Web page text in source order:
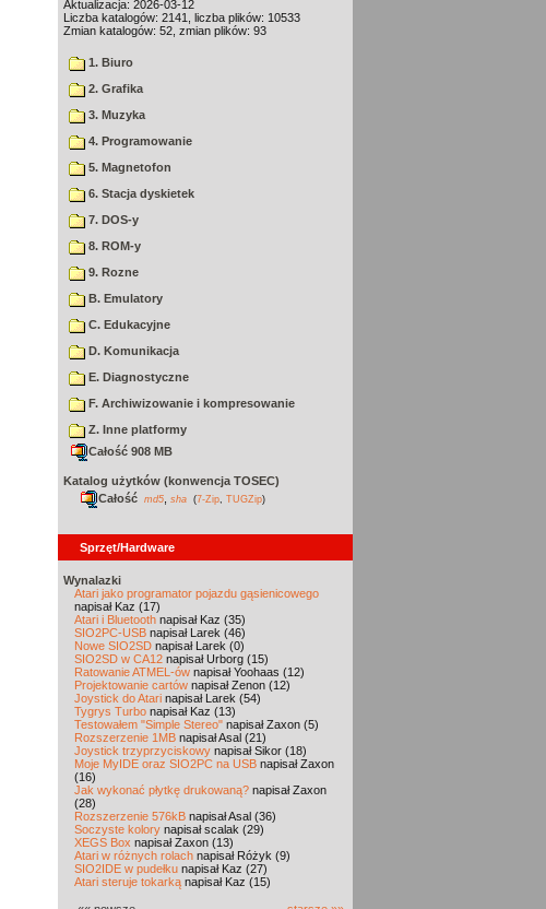
Aktualizacja: 2026-03-12
Liczba katalogów: 2141, liczba plików: 10533
Zmian katalogów: 52, zmian plików: 93
1. Biuro
2. Grafika
3. Muzyka
4. Programowanie
5. Magnetofon
6. Stacja dyskietek
7. DOS-y
8. ROM-y
9. Rozne
B. Emulatory
C. Edukacyjne
D. Komunikacja
E. Diagnostyczne
F. Archiwizowanie i kompresowanie
Z. Inne platformy
Całość 908 MB
Katalog użytków (konwencja TOSEC)
Całość md5 sha (7-Zip TUGZip)
Sprzęt/Hardware
Wynalazki
Atari jako programator pojazdu gąsienicowego
napisał Kaz (17)
Atari i Bluetooth napisał Kaz (35)
SIO2PC-USB napisał Larek (46)
Nowe SIO2SD napisał Larek (0)
SIO2SD w CA12 napisał Urborg (15)
Ratowanie ATMEL-ów napisał Yoohaas (12)
Projektowanie cartów napisał Zenon (12)
Joystick do Atari napisał Larek (54)
Tygrys Turbo napisał Kaz (13)
Testowałem "Simple Stereo" napisał Zaxon (5)
Rozszerzenie 1MB napisał Asal (21)
Joystick trzyprzyciskowy napisał Sikor (18)
Moje MyIDE oraz SIO2PC na USB napisał Zaxon
(16)
Jak wykonać płytkę drukowaną? napisał Zaxon
(28)
Rozszerzenie 576kB napisał Asal (36)
Soczyste kolory napisał scalak (29)
XEGS Box napisał Zaxon (13)
Atari w różnych rolach napisał Różyk (9)
SIO2IDE w pudełku napisał Kaz (27)
Atari steruje tokarką napisał Kaz (15)